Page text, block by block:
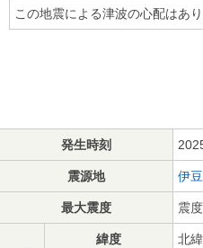
この地震による津波の心配はあり
発生時刻
震源地 伊
最大震度 震
緯度 北